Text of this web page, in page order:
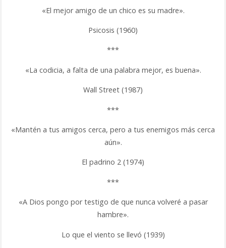
«El mejor amigo de un chico es su madre».
Psicosis (1960)
***
«La codicia, a falta de una palabra mejor, es buena».
Wall Street (1987)
***
«Mantén a tus amigos cerca, pero a tus enemigos más cerca
aún».
El padrino 2 (1974)
***
«A Dios pongo por testigo de que nunca volveré a pasar
hambre».
Lo que el viento se llevó (1939)